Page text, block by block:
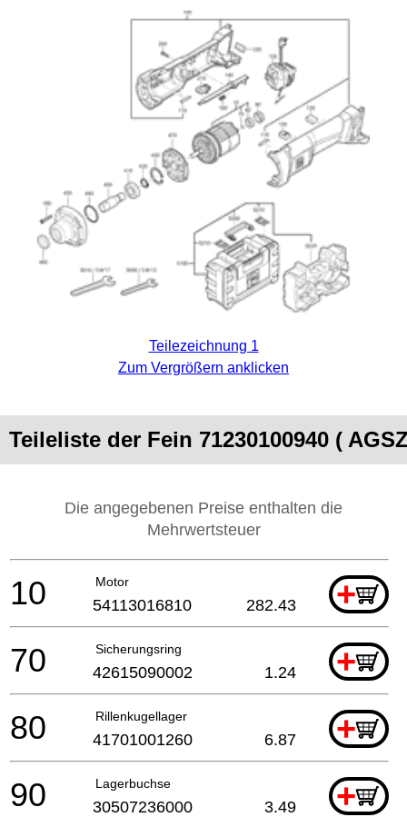
Teilezeichnung 1
Zum Vergrößern anklicken
Teileliste der Fein 71230100940 (
Die angegebenen Preise enthalten die
Mehrwertsteuer
Motor +
10 54113016810 282.43
Sicherungsring +
70 42615090002 1.24
Rillenkugellager +
80 41701001260 6.87
Lagerbuchse +
90 30507236000 3.49